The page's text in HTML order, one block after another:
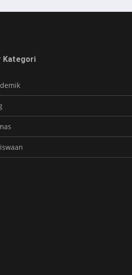
Kategori